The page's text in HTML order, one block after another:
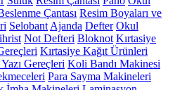
Çantası Resim Boyaları ve
Selobant Ajanda Defter Okul
Not Defteri Bloknot Kırtasiye
Kırtasiye Kağıt Ürünleri
Gereçleri Koli Bandı Makinesi
Para Sayma Makineleri